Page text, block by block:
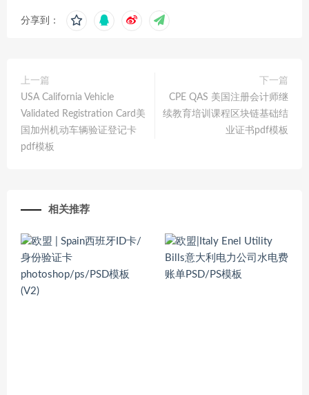
分享到：
上一篇
USA California Vehicle
Validated Registration Card美
国加州机动车辆验证登记卡
pdf模板
下一篇
CPE QAS 美国注册会计师继
续教育培训课程区块链基础结
业证书pdf模板
相关推荐